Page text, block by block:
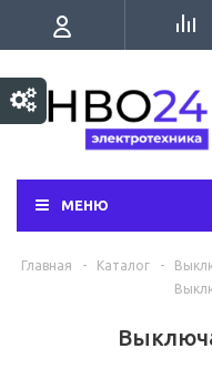
МЕНЮ
Главная - Каталог -